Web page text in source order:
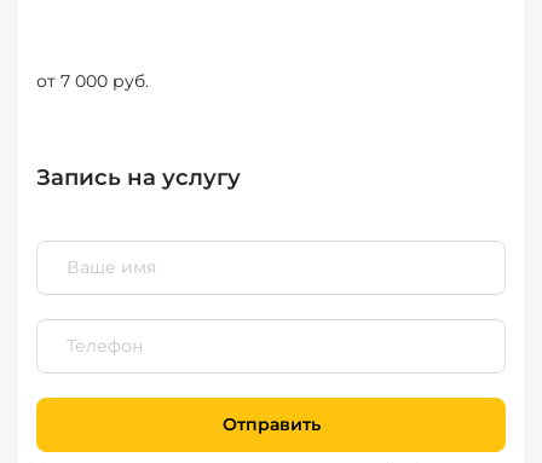
от 7 000 руб.
Запись на услугу
Отправить